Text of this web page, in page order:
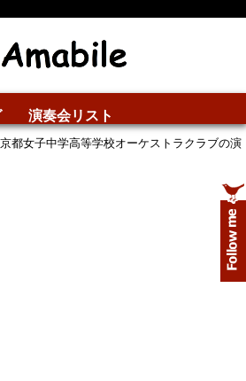
演奏会リスト
京都女子中学高等学校オーケストラクラブの演